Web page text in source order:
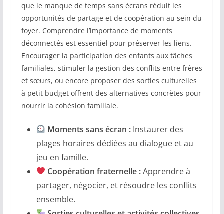
que le manque de temps sans écrans réduit les
opportunités de partage et de coopération au sein du
foyer. Comprendre l’importance de moments
déconnectés est essentiel pour préserver les liens.
Encourager la participation des enfants aux tâches
familiales, stimuler la gestion des conflits entre frères
et sœurs, ou encore proposer des sorties culturelles
à petit budget offrent des alternatives concrètes pour
nourrir la cohésion familiale.
Moments sans écran :Instaurer des
plages horaires dédiées au dialogue et au
jeu en famille.
Coopération fraternelle :Apprendre à
partager, négocier, et résoudre les conflits
ensemble.